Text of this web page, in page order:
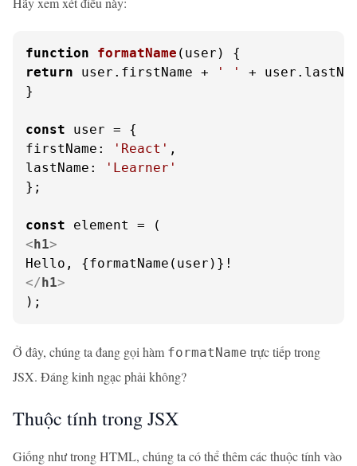
function formatName ( user
return user. firstName + ' ' + user.
}
const
firstName : 'React'
lastName :
'Learner'
};
const
<h1>
</h1>
);
Ở đây, chúng ta đang gọi hàm formatName trực tiếp trong
JSX. Đáng kinh ngạc phải không?
Thuộc tính trong JSX
Giống như trong HTML, chúng ta có thể thêm các thuộc tính vào